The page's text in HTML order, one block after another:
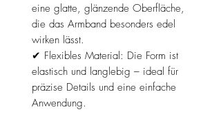
eine glatte, glänzende Oberfläche,
die das Armband besonders edel
wirken lässt.
✔ Flexibles Material: Die Form ist
elastisch und langlebig – ideal für
präzise Details und eine einfache
Anwendung.